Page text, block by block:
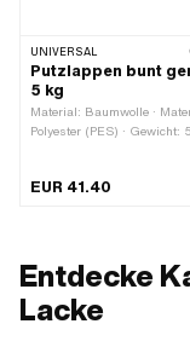
UNIVERSAL
Putzlappen bunt
5 kg
Material: Baumwolle ·
Polyester (PES) · Gewicht:
EUR 41.40
Entdecke
Lacke